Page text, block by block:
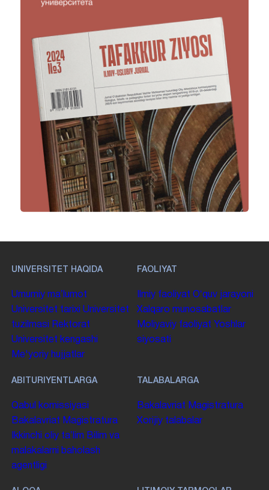
UNIVERSITET HAQIDA
Umumiy maʼlumot
Universitet tarixi Universitet
tuzilmasi
Rektorat
Universitet kengashi
Me'yoriy hujjatlar
FAOLIYAT
Ilmiy faoliyat Oʻquv jarayoni
Xalqaro munosabatlar
Moliyaviy faoliyat Yoshlar
siyosati
ABITURIYENTLARGA
Qabul komissiyasi
Bakalavriat Magistratura
Ikkinchi oliy taʼlim Bilim va
malakalarni baholash
agentligi
TALABALARGA
Bakalavriat Magistratura
Xorijiy talabalar